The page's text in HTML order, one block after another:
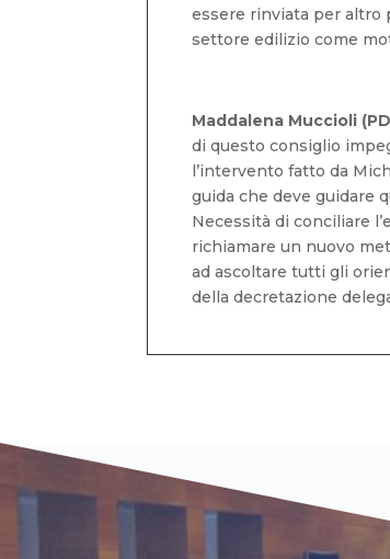
essere rinviata per altro
settore edilizio come
Maddalena Muccioli
di questo consiglio
l’intervento fatto da
guida che deve guidare
Necessità di conciliare
richiamare un nuovo
ad ascoltare tutti gli
della decretazione